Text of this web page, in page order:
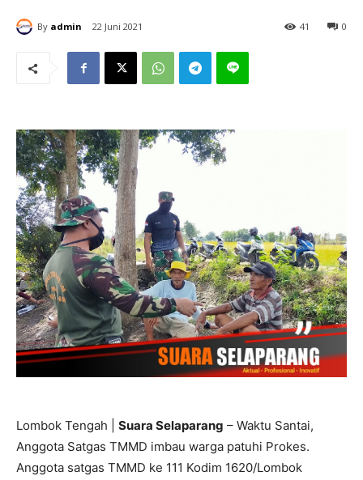
By admin 22 Juni 2021 0
41
Lombok Tengah | Suara Selaparang – Waktu Santai,
Anggota Satgas TMMD imbau warga patuhi Prokes.
Anggota satgas TMMD ke 111 Kodim 1620/Lombok